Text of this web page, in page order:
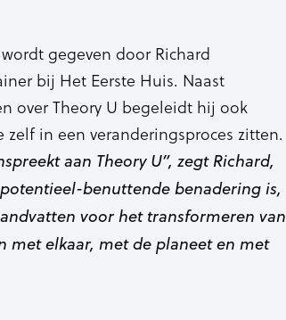
gegeven door Richard
bij Het Eerste Huis. Naast
over Theory U begeleidt hij ook
zelf in een veranderingsproces zitten.
aan Theory U”, zegt Richard,
benuttende benadering is,
voor het transformeren van
met elkaar, met de planeet en met